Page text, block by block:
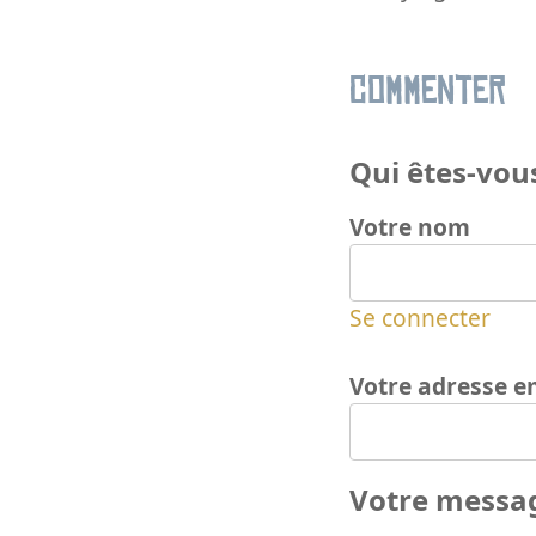
Commenter
Qui êtes-
Votre nom
Se connecter
Votre adresse
Votre